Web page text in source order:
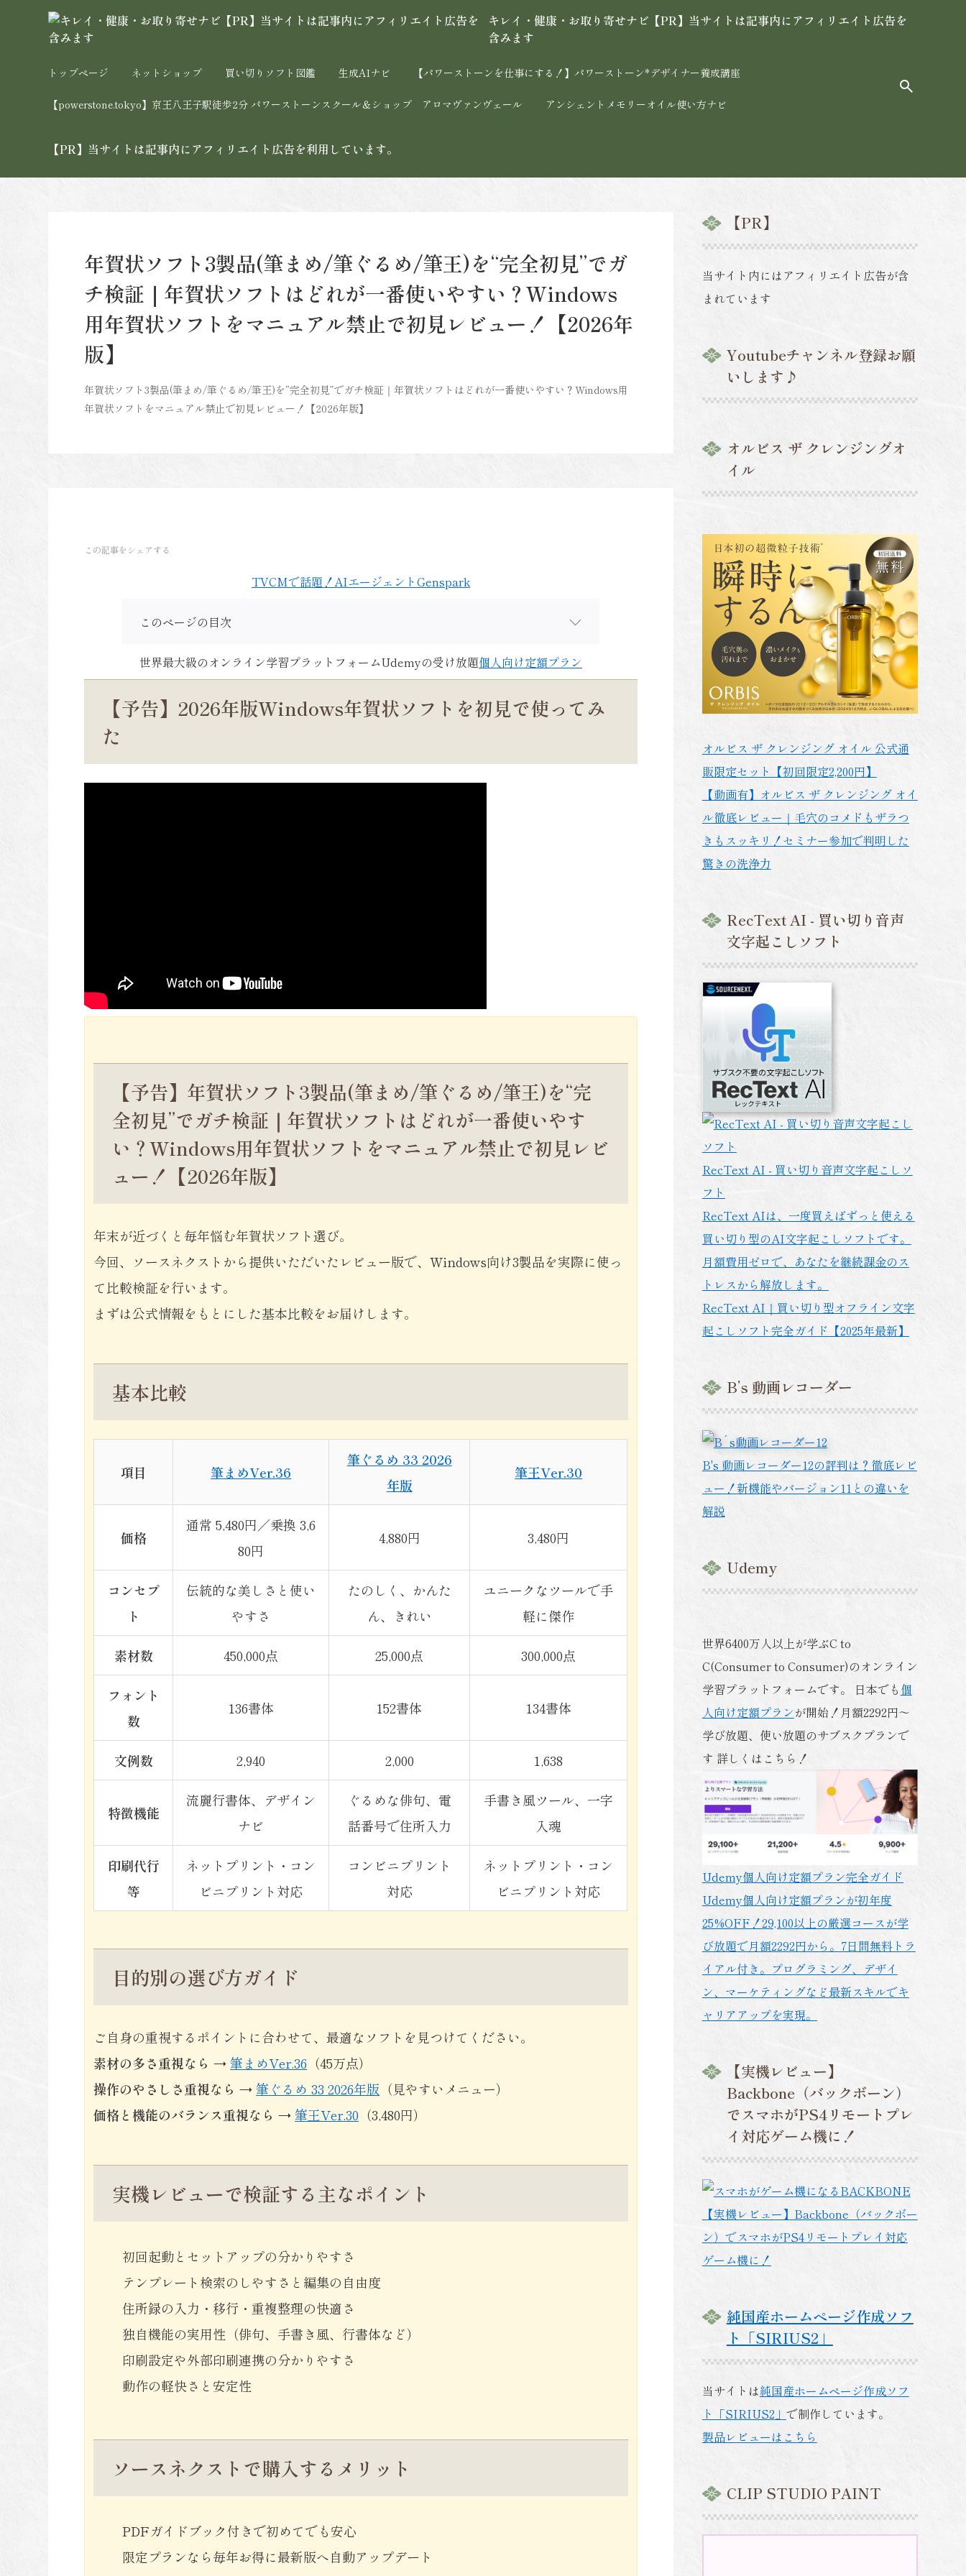
キレイ・健康・お取り寄せナビ【PR】当サイトは記事内にアフィリエイト広告を
含みます
トップページ ネットショップ 買い切りソフト図鑑 生成AIナビ 【パワーストーンを仕事にする！】パワーストーン*デザイナー養成講座
【powerstone.tokyo】京王八王子駅徒歩2分 パワーストーンスクール＆ショップ アロマヴァンヴェール アンシェントメモリーオイル使い方ナビ
【PR】当サイトは記事内にアフィリエイト広告を利用しています。
年賀状ソフト3製品(筆まめ/筆ぐるめ/筆王)を“完全初見”でガ
チ検証｜年賀状ソフトはどれが一番使いやすい？Windows
用年賀状ソフトをマニュアル禁止で初見レビュー！【2026年
版】
年賀状ソフト3製品(筆まめ/筆ぐるめ/筆王)を“完全初見”でガチ検証｜年賀状ソフトはどれが一番使いやすい？Windows用
年賀状ソフトをマニュアル禁止で初見レビュー！【2026年版】
この記事をシェアする
TVCMで話題！AIエージェントGenspark
このページの目次
世界最大級のオンライン学習プラットフォームUdemyの受け放題個人向け定額プラン
【予告】2026年版Windows年賀状ソフトを初見で使ってみ
た
【予告】年賀状ソフト3製品(筆まめ/筆ぐるめ/筆王)を“完
全初見”でガチ検証｜年賀状ソフトはどれが一番使いやす
い？Windows用年賀状ソフトをマニュアル禁止で初見レビ
ュー！【2026年版】
年末が近づくと毎年悩む年賀状ソフト選び。
今回、ソースネクストから提供いただいたレビュー版で、Windows向け3製品を実際に使っ
て比較検証を行います。
まずは公式情報をもとにした基本比較をお届けします。
基本比較
項目 筆まめVer.36
筆ぐるめ 33 2026
年版
筆王Ver.30
価格
通常 5,480円／乗換 3,6
80円
4,880円 3,480円
コンセプ
ト
伝統的な美しさと使い
やすさ
たのしく、かんた
ん、きれい
ユニークなツールで手
軽に傑作
素材数 450,000点 25,000点 300,000点
フォント
数
136書体 152書体 134書体
文例数 2,940 2,000 1,638
特徴機能
流麗行書体、デザイン
ナビ
ぐるめな俳句、電
話番号で住所入力
手書き風ツール、一字
入魂
印刷代行
等
ネットプリント・コン
ビニプリント対応
コンビニプリント
対応
ネットプリント・コン
ビニプリント対応
目的別の選び方ガイド
ご自身の重視するポイントに合わせて、最適なソフトを見つけてください。
素材の多さ重視なら → 筆まめVer.36 （45万点）
操作のやさしさ重視なら → 筆ぐるめ 33 2026年版 （見やすいメニュー）
価格と機能のバランス重視なら → 筆王Ver.30 （3,480円）
実機レビューで検証する主なポイント
初回起動とセットアップの分かりやすさ
テンプレート検索のしやすさと編集の自由度
住所録の入力・移行・重複整理の快適さ
独自機能の実用性（俳句、手書き風、行書体など）
印刷設定や外部印刷連携の分かりやすさ
動作の軽快さと安定性
ソースネクストで購入するメリット
PDFガイドブック付きで初めてでも安心
限定プランなら毎年お得に最新版へ自動アップデート
【PR】
当サイト内にはアフィリエイト広告が含
まれています
Youtubeチャンネル登録お願
いします♪
オルビス ザ クレンジングオ
イル
オルビス ザ クレンジング オイル 公式通
販限定セット【初回限定2,200円】
【動画有】オルビス ザ クレンジング オイ
ル徹底レビュー｜毛穴のコメドもザラつ
きもスッキリ！セミナー参加で判明した
驚きの洗浄力
RecText AI - 買い切り音声
文字起こしソフト
RecText AI - 買い切り音声文字起こしソ
フト
RecText AIは、一度買えばずっと使える
買い切り型のAI文字起こしソフトです。
月額費用ゼロで、あなたを継続課金のス
トレスから解放します。
RecText AI｜買い切り型オフライン文字
起こしソフト完全ガイド【2025年最新】
B’s 動画レコーダー
B's 動画レコーダー12の評判は？徹底レビ
ュー！新機能やバージョン11との違いを
解説
Udemy
世界6400万人以上が学ぶC to
C(Consumer to Consumer)のオンライン
学習プラットフォームです。 日本でも 個
人向け定額プランが開始！月額2292円～
学び放題、使い放題のサブスクプランで
す 詳しくはこちら！
Udemy個人向け定額プラン完全ガイド
Udemy個人向け定額プランが初年度
25%OFF！29,100以上の厳選コースが学
び放題で月額2292円から。7日間無料トラ
イアル付き。プログラミング、デザイ
ン、マーケティングなど最新スキルでキ
ャリアアップを実現。
【実機レビュー】
Backbone（バックボーン）
でスマホがPS4リモートプレ
イ対応ゲーム機に！
【実機レビュー】Backbone（バックボー
ン）でスマホがPS4リモートプレイ対応
ゲーム機に！
純国産ホームページ作成ソフ
ト「SIRIUS2」
当サイトは純国産ホームページ作成ソフ
ト「SIRIUS2」 で制作しています。
製品レビューはこちら
CLIP STUDIO PAINT